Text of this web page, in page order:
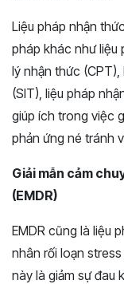
Liệu pháp nhận
pháp khác như liệu
lý nhận thức
(SIT), liệu pháp
giúp ích trong việc
phản ứng né tránh
Giải mẫn cảm
(EMDR)
EMDR cũng là liệu
nhân rối loạn
này là giảm sự đau